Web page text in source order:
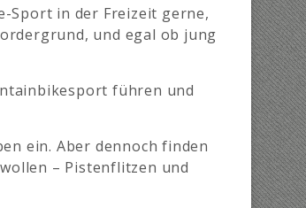
Sport in der Freizeit gerne,
und egal ob jung
führen und
ein. Aber dennoch finden
– Pistenflitzen und